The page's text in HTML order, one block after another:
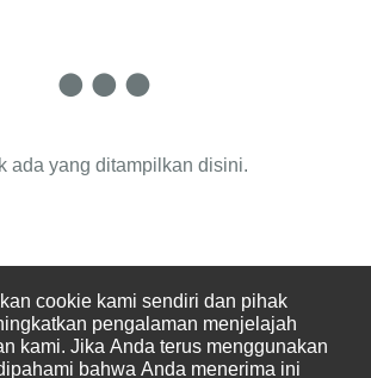
ada yang ditampilkan disini.
cookie kami sendiri dan pihak
pengalaman menjelajah
kami. Jika Anda terus menggunakan
bahwa Anda menerima ini